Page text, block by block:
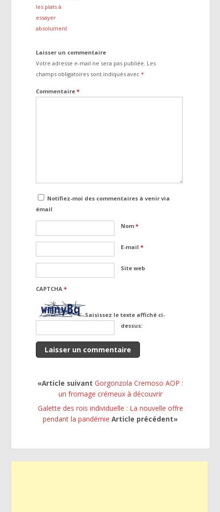
les plats à
essayer
absolument
Laisser un commentaire
Votre adresse e-mail ne sera pas publiée. Les
champs obligatoires sont indiqués avec*
Commentaire*
Notifiez-moi des commentaires à venir via
émail
Nom*
E-mail*
Site web
CAPTCHA*
Saisissez le texte affiché ci-
dessus:
«Article suivantGorgonzola Cremoso AOP :
un fromage crémeux à découvrir
Galette des rois individuelle : La nouvelle offre
pendant la pandémie Article précédent»